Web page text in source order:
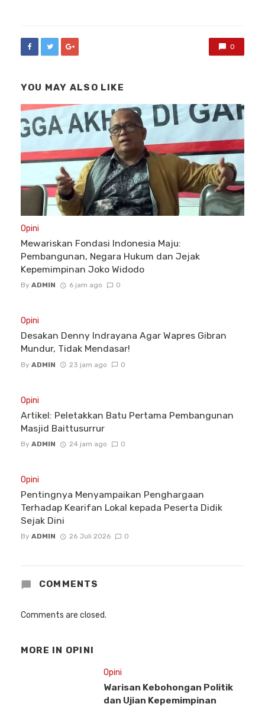
0
YOU MAY ALSO LIKE
Opini
Mewariskan Fondasi Indonesia Maju:
Pembangunan, Negara Hukum dan Jejak
Kepemimpinan Joko Widodo
By ADMIN 6 jam ago 0
Opini
Desakan Denny Indrayana Agar Wapres Gibran
Mundur, Tidak Mendasar!
By ADMIN 23 jam ago 0
Opini
Artikel: Peletakkan Batu Pertama Pembangunan
Masjid Baittusurrur
By ADMIN 24 jam ago 0
Opini
Pentingnya Menyampaikan Penghargaan
Terhadap Kearifan Lokal kepada Peserta Didik
Sejak Dini
By ADMIN 26 Juli 2026 0
COMMENTS
Comments are closed.
MORE IN OPINI
Opini
Warisan Kebohongan Politik
dan Ujian Kepemimpinan